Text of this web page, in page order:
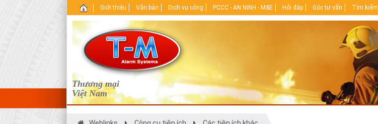
Thương mại
Việt Nam
. Giới thiệu Văn bản Dịch vụ công PCCC - AN NINH - M&E Hỏi đáp Góc tư vấn Tìm kiếm